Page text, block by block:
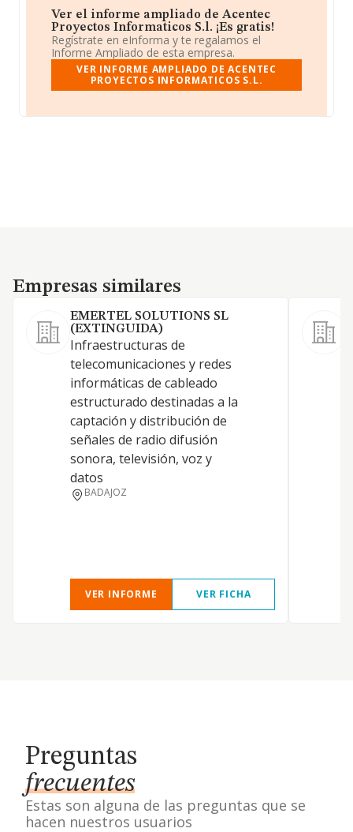
Ver el informe ampliado de Acentec
Proyectos Informaticos S.l. ¡Es gratis!
Regístrate en eInforma y te regalamos el
Informe Ampliado de esta empresa.
VER INFORME AMPLIADO DE ACENTEC
PROYECTOS INFORMATICOS S.L.
Empresas similares
Empresas similares
EMERTEL SOLUTIONS SL
(EXTINGUIDA)
Infraestructuras de
telecomunicaciones y redes
informáticas de cableado
estructurado destinadas a la
captación y distribución de
señales de radio difusión
sonora, televisión, voz y
datos
BADAJOZ
VER INFORME VER FICHA
Preguntas
frecuentes
Estas son alguna de las preguntas que se
hacen nuestros usuarios